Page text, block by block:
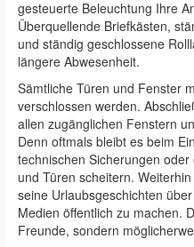
gesteuerte Beleuchtung Ihre
Überquellende Briefkästen,
und ständig geschlossene
längere Abwesenheit.
Sämtliche Türen und Fenster
verschlossen werden.
allen zugänglichen Fenstern
Denn oftmals bleibt es beim
technischen Sicherungen
und Türen scheitern.
seine Urlaubsgeschichten
Medien öffentlich zu machen.
Freunde, sondern